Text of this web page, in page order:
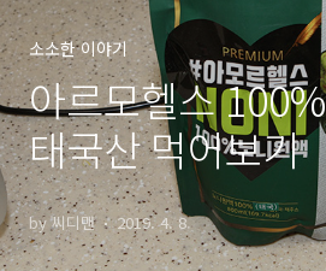
소소한 이야기
아르모헬스
태국산 먹어보기
by 씨디맨 2019. 4. 8.